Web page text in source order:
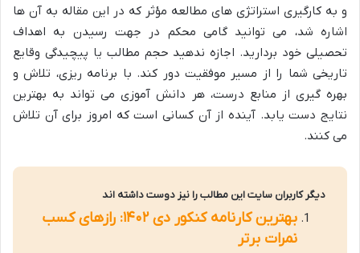
و به کارگیری استراتژی های مطالعه مؤثر که در این مقاله به آن ها
اشاره شد، می توانید گامی محکم در جهت رسیدن به اهداف
تحصیلی خود بردارید. اجازه ندهید حجم مطالب یا پیچیدگی وقایع
تاریخی شما را از مسیر موفقیت دور کند. با برنامه ریزی، تلاش و
بهره گیری از منابع درست، هر دانش آموزی می تواند به بهترین
نتایج دست یابد. آینده از آن کسانی است که امروز برای آن تلاش
می کنند.
دیگر کاربران سایت این مطالب را نیز دوست داشته اند
بهترین کارنامه کنکور دی ۱۴۰۲: رازهای کسب
نمرات برتر